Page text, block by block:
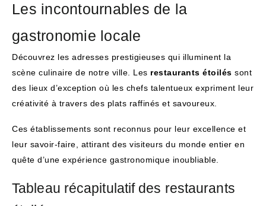
Les incontournables de la
gastronomie locale
Découvrez les adresses prestigieuses qui illuminent la
scène culinaire de notre ville. Les restaurants étoilés sont
des lieux d’exception où les chefs talentueux expriment leur
créativité à travers des plats raffinés et savoureux.
Ces établissements sont reconnus pour leur excellence et
leur savoir-faire, attirant des visiteurs du monde entier en
quête d’une expérience gastronomique inoubliable.
Tableau récapitulatif des restaurants